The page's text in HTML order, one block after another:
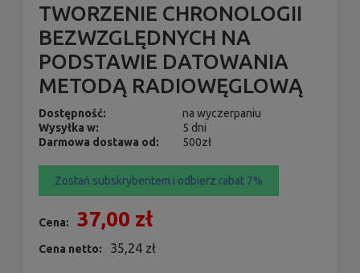
TWORZENIE CHRONOLOGII
BEZWZGLĘDNYCH NA
PODSTAWIE DATOWANIA
METODĄ RADIOWĘGLOWĄ
Dostępność:
na wyczerpaniu
Wysyłka w:
5 dni
Darmowa dostawa od:
500zł
Zostań subskrybentem i odbierz rabat 7%
Cena: 37,00 zł
Cena netto: 35,24 zł